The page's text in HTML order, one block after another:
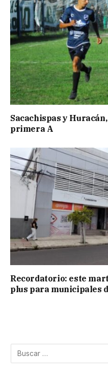
Sacachispas y
primera A
Recordatorio: este
plus para municipales